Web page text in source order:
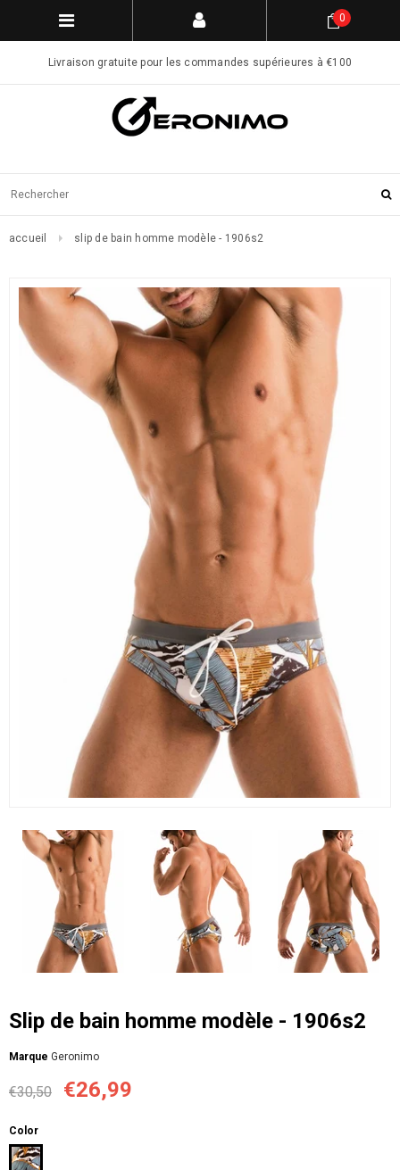
Livraison gratuite pour les commandes supérieures à €100
0
accueil slip de bain homme modèle - 1906s2
Slip de bain homme modèle - 1906s2
Мarque Geronimo
€30,50 €26,99
Color